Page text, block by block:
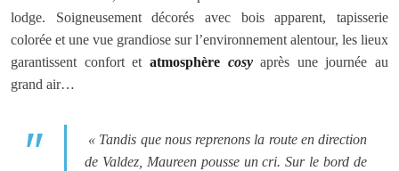
lodge. Soigneusement décorés avec bois apparent, tapisserie
colorée et une vue grandiose sur l’environnement alentour, les lieux
garantissent confort et atmosphère cosy après une journée au
grand air…
« Tandis que nous reprenons la route en direction
de Valdez, Maureen pousse un cri. Sur le bord de